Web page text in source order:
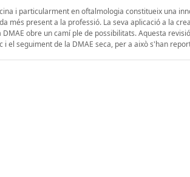
i particularment en oftalmologia constitueix una
més present a la professió. La seva aplicació a la
obre un camí ple de possibilitats. Aquesta
el seguiment de la DMAE seca, per a això s'han